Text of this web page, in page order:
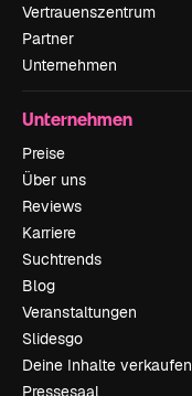
Vertrauenszentrum
Partner
Unternehmen
Unternehmen
Preise
Über uns
Reviews
Karriere
Suchtrends
Blog
Veranstaltungen
Slidesgo
Deine Inhalte verkaufen
Pressesaal